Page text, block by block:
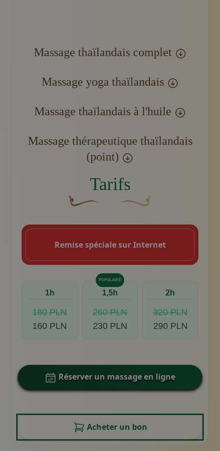
Massage thaïlandais complet
Massage yoga thaïlandais
Massage thaïlandais à l'huile
Massage thérapeutique thaïlandais
(point)
Tarifs
Remise spéciale sur Internet
1h
180 PLN
160 PLN
POPULAIRE
1,5h
260 PLN
230 PLN
2h
320 PLN
290 PLN
Réserver un massage en ligne
Acheter un bon